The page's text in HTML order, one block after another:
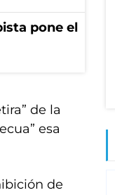
pone el
de la
esa
de